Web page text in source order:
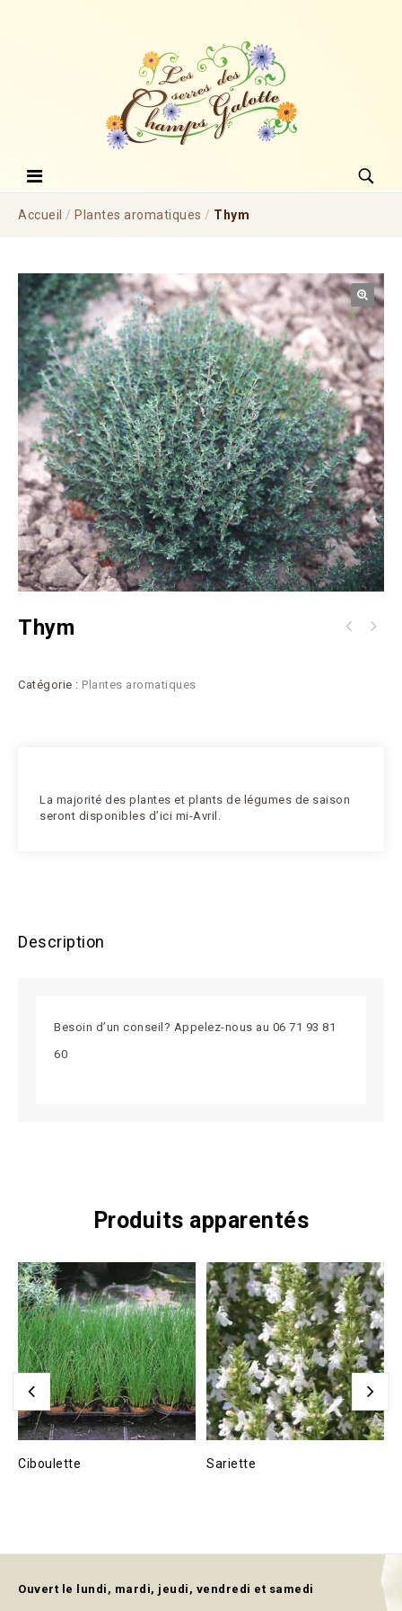
Accueil / Plantes aromatiques / Thym
🔍
Thym
Catégorie : Plantes aromatiques
La majorité des plantes et plants de légumes de saison
seront disponibles d’ici mi-Avril.
Description
Besoin d’un conseil? Appelez-nous au 06 71 93 81
60
Produits apparentés
Ciboulette Sariette
Ouvert le lundi, mardi, jeudi, vendredi et samedi